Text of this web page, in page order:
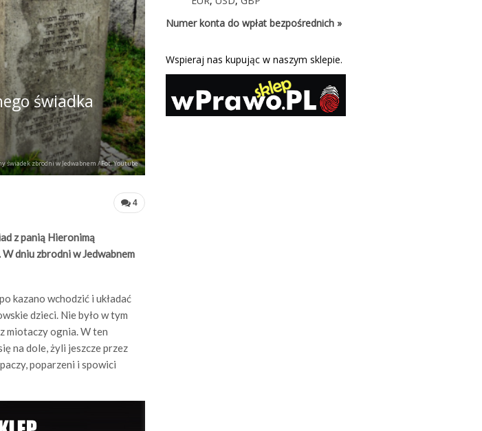
świadka
świadek zbrodni w Jedwabnem / Fot. Youtube
4
z panią Hieronimą
dniu zbrodni w Jedwabnem
kazano wchodzić i układać
dzieci. Nie było w tym
miotaczy ognia. W ten
na dole, żyli jeszcze przez
poparzeni i spowici
Numer konta do wpłat bezpośrednich »
Wspieraj nas kupując w naszym sklepie.